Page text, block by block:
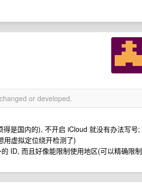
or developed.
是国内的), 不开启 iCloud 就没有办法写号;
用虚拟定位绕开检测了)
ID, 而且好像能限制使用地区(可以精确限制